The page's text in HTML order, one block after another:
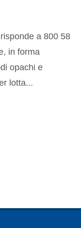
a 800 58
in forma
opachi e
lotta...